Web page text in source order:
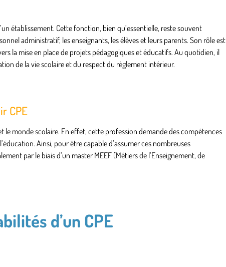
établissement. Cette fonction, bien qu’essentielle, reste souvent
administratif, les enseignants, les élèves et leurs parents. Son rôle est
la mise en place de projets pédagogiques et éducatifs. Au quotidien, il
de la vie scolaire et du respect du règlement intérieur.
CPE
le monde scolaire. En effet, cette profession demande des compétences
Ainsi, pour être capable d’assumer ces nombreuses
par le biais d’un master MEEF (Métiers de l’Enseignement, de
d’un CPE